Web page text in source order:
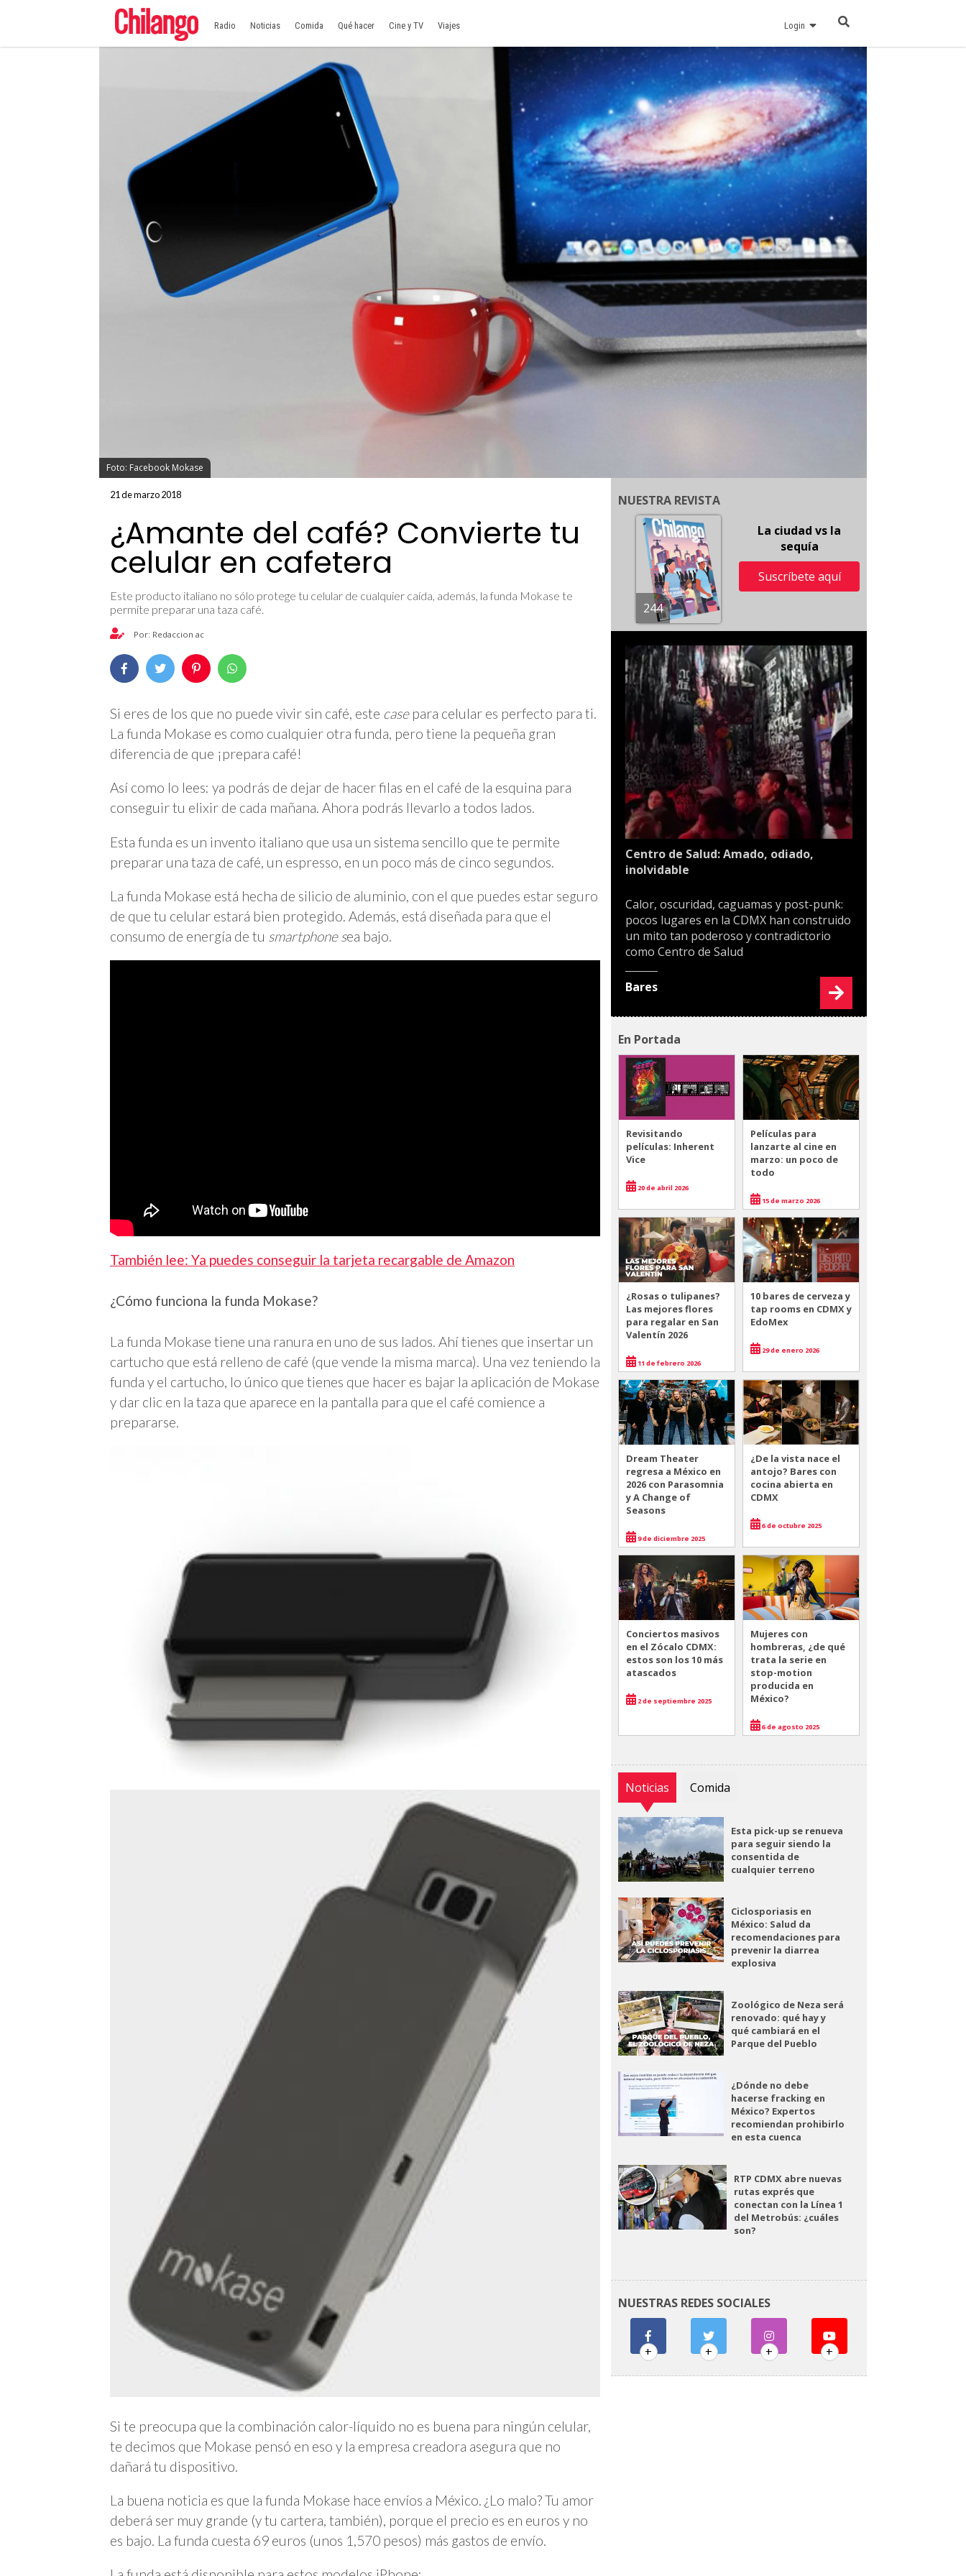
Radio Noticias Comida Qué hacer Cine y TV Viajes Login
Foto: Facebook Mokase
21 de marzo 2018
¿Amante del café? Convierte tu
celular en cafetera
Este producto italiano no sólo protege tu celular de cualquier caída, además, la funda Mokase te
permite preparar una taza café.
Por: Redaccion ac
Si eres de los que no puede vivir sin café, este casepara celular es perfecto para ti.
La funda Mokase es como cualquier otra funda, pero tiene la pequeña gran
diferencia de que ¡prepara café!
Así como lo lees: ya podrás de dejar de hacer filas en el café de la esquina para
conseguir tu elixir de cada mañana. Ahora podrás llevarlo a todos lados.
Esta funda es un invento italiano que usa un sistema sencillo que te permite
preparar una taza de café, un espresso, en un poco más de cinco segundos.
La funda Mokase está hecha de silicio de aluminio, con el que puedes estar seguro
de que tu celular estará bien protegido. Además, está diseñada para que el
consumo de energía de tu smartphone sea bajo.
También lee: Ya puedes conseguir la tarjeta recargable de Amazon
¿Cómo funciona la funda Mokase?
La funda Mokase tiene una ranura en uno de sus lados. Ahí tienes que insertar un
cartucho que está relleno de café (que vende la misma marca). Una vez teniendo la
funda y el cartucho, lo único que tienes que hacer es bajar la aplicación de Mokase
y dar clic en la taza que aparece en la pantalla para que el café comience a
prepararse.
Si te preocupa que la combinación calor-líquido no es buena para ningún celular,
te decimos que Mokase pensó en eso y la empresa creadora asegura que no
dañará tu dispositivo.
La buena noticia es que la funda Mokase hace envíos a México. ¿Lo malo? Tu amor
deberá ser muy grande (y tu cartera, también), porque el precio es en euros y no
es bajo. La funda cuesta 69 euros (unos 1,570 pesos) más gastos de envío.
NUESTRA REVISTA
244
La ciudad vs la
sequía
Suscríbete aquí
Centro de Salud: Amado, odiado,
inolvidable
Calor, oscuridad, caguamas y post-punk:
pocos lugares en la CDMX han construido
un mito tan poderoso y contradictorio
como Centro de Salud
Bares
En Portada
Revisitando
películas: Inherent
Vice
20 de abril 2026
Películas para
lanzarte al cine en
marzo: un poco de
todo
15 de marzo 2026
¿Rosas o tulipanes?
Las mejores flores
para regalar en San
Valentín 2026
11 de febrero 2026
10 bares de cerveza y
tap rooms en CDMX y
EdoMex
29 de enero 2026
Dream Theater
regresa a México en
2026 con Parasomnia
y A Change of
Seasons
9 de diciembre 2025
¿De la vista nace el
antojo? Bares con
cocina abierta en
CDMX
6 de octubre 2025
Conciertos masivos
en el Zócalo CDMX:
estos son los 10 más
atascados
2 de septiembre 2025
Mujeres con
hombreras, ¿de qué
trata la serie en
stop-motion
producida en
México?
6 de agosto 2025
Noticias Comida
Esta pick-up se renueva
para seguir siendo la
consentida de
cualquier terreno
Ciclosporiasis en
México: Salud da
recomendaciones para
prevenir la diarrea
explosiva
Zoológico de Neza será
renovado: qué hay y
qué cambiará en el
Parque del Pueblo
¿Dónde no debe
hacerse fracking en
México? Expertos
recomiendan prohibirlo
en esta cuenca
RTP CDMX abre nuevas
rutas exprés que
conectan con la Línea 1
del Metrobús: ¿cuáles
son?
NUESTRAS REDES SOCIALES
+ + + +